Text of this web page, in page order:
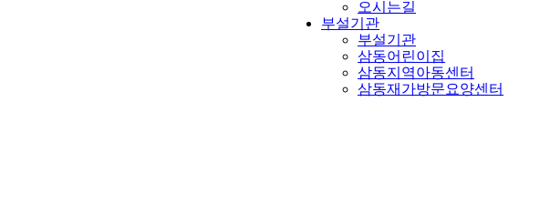
오시는길
부설기관
부설기관
삼동어린이집
삼동지역아동센터
삼동재가방문요양센터